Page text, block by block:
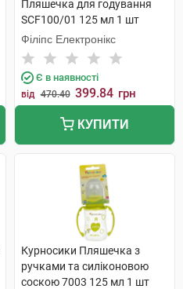
Пляшечка для годування
SCF100/01 125 мл 1 шт
Філіпс Електронікс
Є в наявності
від 470.40 399.84 грн
КУПИТИ
Курносики Пляшечка з
ручками та силіконовою
соскою 7003 125 мл 1 шт